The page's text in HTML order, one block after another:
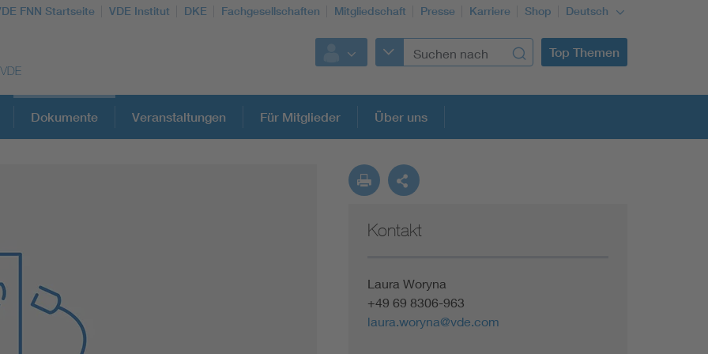
FNN Startseite VDE Institut DKE Fachgesellschaften Mitgliedschaft Presse Karriere Shop Deutsch
Top Themen
Versorgungsqualität Stromnetze
Dokumente Veranstaltungen Für Mitglieder Über uns
Kontakt
Laura Woryna
+49 69 8306-963
laura.woryna@vde.com